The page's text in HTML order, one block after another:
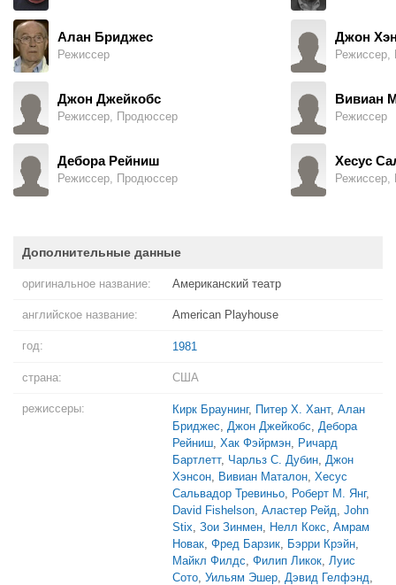
Алан Бриджес
Режиссер
Джон Джейкобс
Режиссер, Продюссер
Дебора Рейниш
Режиссер, Продюссер
Джон
Режиссер,
Вивиан
Режиссер
Хесус
Режиссер,
Дополнительные данные
оригинальное название: Американский театр
английское название: American Playhouse
год: 1981
страна: США
режиссеры: Кирк Браунинг, Питер Х. Хант, Алан
Бриджес, Джон Джейкобс, Дебора
Рейниш, Хак Фэйрмэн, Ричард
Бартлетт, Чарльз С. Дубин, Джон
Хэнсон, Вивиан Маталон, Хесус
Сальвадор Тревиньо, Роберт М. Янг,
David Fishelson, Аластер Рейд, John
Stix, Зои Зинмен, Нелл Кокс, Амрам
Новак, Фред Барзик, Бэрри Крэйн,
Майкл Филдс, Филип Ликок, Луис
Сото, Уильям Эшер, Дэвид Гелфэнд,